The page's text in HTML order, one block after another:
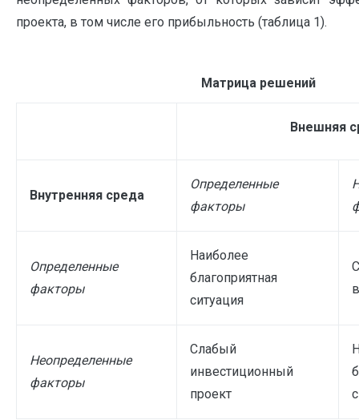
проекта, в том числе его прибыльность (таблица 1).
Матрица решений
Внешняя
Внутренняя среда
Определенные
факторы
Определенные
факторы
Наиболее
благоприятная
ситуация
Неопределенные
факторы
Слабый
инвестиционный
проект